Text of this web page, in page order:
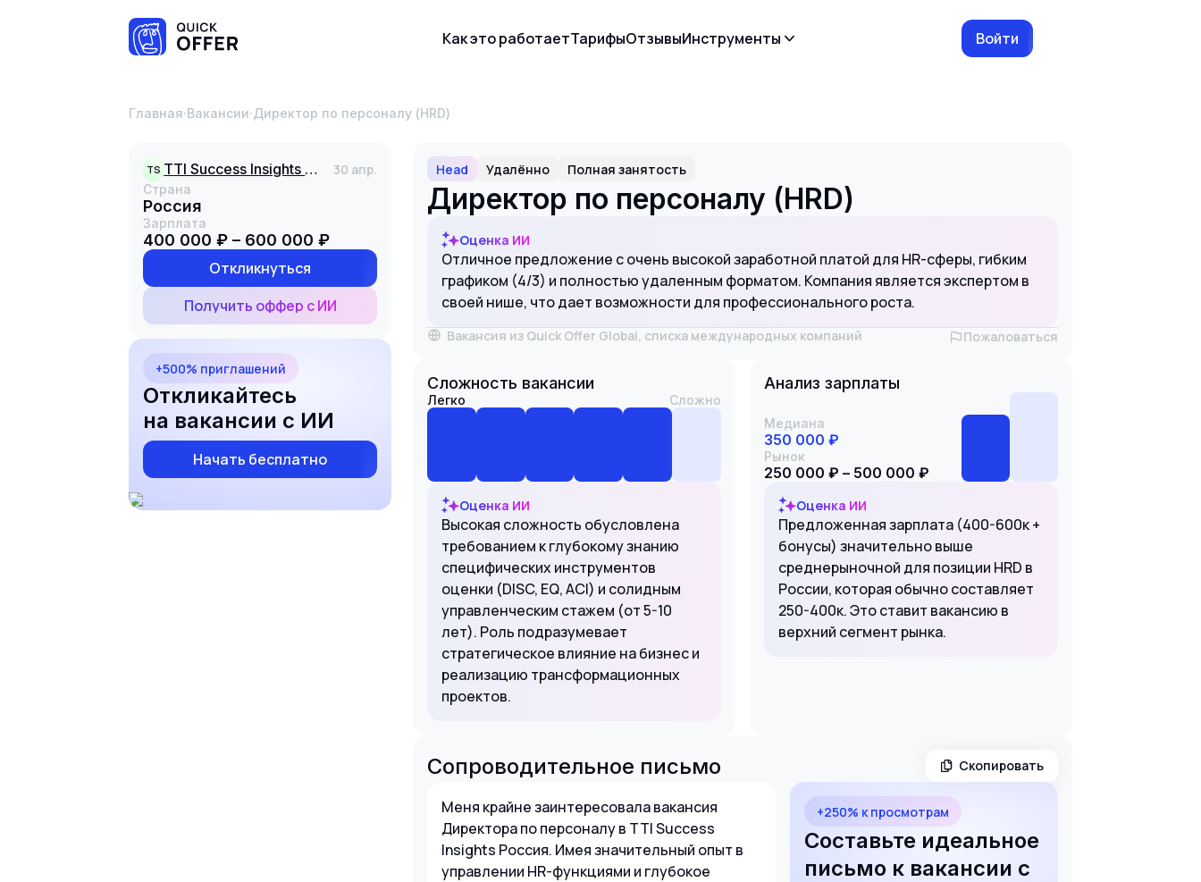
Как это работаетТарифыОтзывыИнструменты Войти
Главная·Вакансии· Директор по персоналу (HRD)
TS TTI Success Insights Россия 30 апр.
Страна
Россия
Зарплата
400 000 ₽ – 600 000 ₽
Откликнуться
Получить оффер с ИИ
+500% приглашений
Откликайтесь
на вакансии с ИИ
Начать бесплатно
Head Удалённо Полная занятость
Директор по персоналу (HRD)
Оценка ИИ
Отличное предложение с очень высокой заработной платой для HR-сферы, гибким
графиком (4/3) и полностью удаленным форматом. Компания является экспертом в
своей нише, что дает возможности для профессионального роста.
Вакансия из Quick Offer Global, списка международных компаний Пожаловаться
Сложность вакансии
Легко Сложно
Оценка ИИ
Высокая сложность обусловлена
требованием к глубокому знанию
специфических инструментов
оценки (DISC, EQ, ACI) и солидным
управленческим стажем (от 5-10
лет). Роль подразумевает
стратегическое влияние на бизнес и
реализацию трансформационных
проектов.
Анализ зарплаты
Медиана
350 000 ₽
Рынок
250 000 ₽ – 500 000 ₽
Оценка ИИ
Предложенная зарплата (400-600к +
бонусы) значительно выше
среднерыночной для позиции HRD в
России, которая обычно составляет
250-400к. Это ставит вакансию в
верхний сегмент рынка.
Сопроводительное письмо Скопировать
Меня крайне заинтересовала вакансия
Директора по персоналу в TTI Success
Insights Россия. Имея значительный опыт в
управлении HR-функциями и глубокое
+250% к просмотрам
Составьте идеальное
письмо к вакансии с